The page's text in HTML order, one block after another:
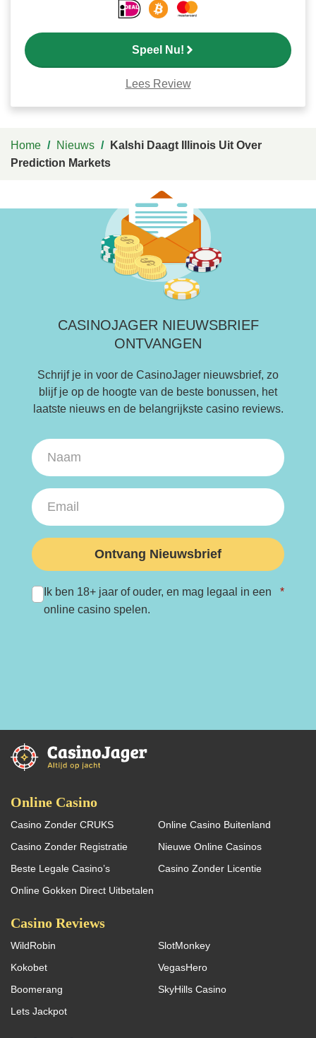
Speel Nu!
Lees Review
Home / Nieuws /
Kalshi Daagt Illinois Uit Over
Prediction Markets
CASINOJAGER NIEUWSBRIEF
ONTVANGEN
Schrijf je in voor de CasinoJager nieuwsbrief, zo
blijf je op de hoogte van de beste bonussen, het
laatste nieuws en de belangrijkste casino reviews.
Ik ben 18+ jaar of ouder, en mag legaal in een
online casino spelen.
*
Ontvang Nieuwsbrief
Online Casino
Casino Zonder CRUKS
Online Casino Buitenland
Casino Zonder Registratie
Nieuwe Online Casinos
Beste Legale Casino’s
Casino Zonder Licentie
Online Gokken Direct Uitbetalen
Casino Reviews
WildRobin
SlotMonkey
Kokobet
VegasHero
Boomerang
SkyHills Casino
Lets Jackpot